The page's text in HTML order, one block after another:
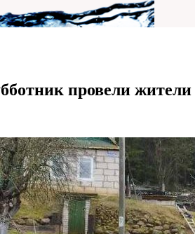
провели